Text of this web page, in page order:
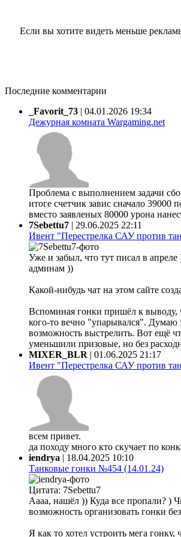
Если вы хотите видеть меньше
Последние комментарии
_Favorit_73 | 04.01.2026 19:34
Дежурная комната Wargaming.net
Проблема с выполнением задачи
итоге счетчик завис сначало
вместо заявленых 80000 урона
7Sebettu7 | 29.06.2025 22:11
Ивент "Перестрелка САУ против
Уже и забыл, что тут писал в
админам ))
Какой-нибудь чат на этом сайте
Вспоминая гонки пришёл к выводу,
кого-то вечно "упарывался".
возможность выстрелить. Вот ещё
уменьшили призовые, но без
MIXER_BLR | 01.06.2025 21:17
Ивент "Перестрелка САУ против
всем привет.
да походу много кто скучает по
iendrya | 18.04.2025 10:10
Танковые гонки №454 (14.01.24)
Цитата: 7Sebettu7
Аааа, нашёл )) Куда все пропали? )
возможность организовать гонки
Я как то хотел устроить мега